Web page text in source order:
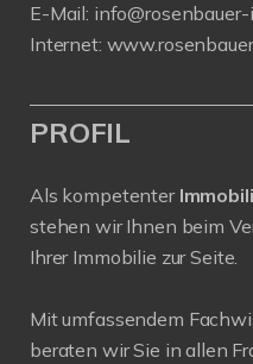
E-Mail:
Internet:
PROFIL
Als kompetenter
stehen wir Ihnen beim
Ihrer Immobilie zur Seite.
Mit umfassendem
beraten wir Sie in allen